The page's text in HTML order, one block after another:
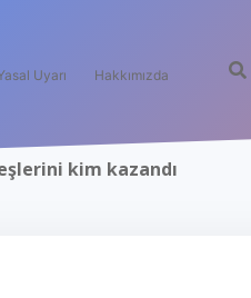
Uyarı Hakkımızda
kim kazandı